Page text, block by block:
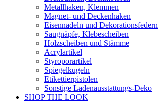
Metallhaken, Klemmen
Magnet- und Deckenhaken
Eisennadeln und Dekorationsfedern
Saugnäpfe, Klebescheiben
Holzscheiben und Stämme
Acrylartikel
Styroporartikel
Spiegelkugeln
Etikettierpistolen
Sonstige Ladenausstattungs-Deko
SHOP THE LOOK